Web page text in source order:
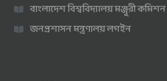
বাংলাদেশ বিশ্ববিদ্যালয় মঞ্জুরী কমিশন
জনপ্রশাসন মন্ত্রণালয় লগইন